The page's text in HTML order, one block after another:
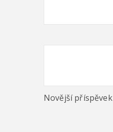
Novější příspěvek